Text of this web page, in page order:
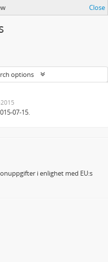
Close
options
07-15.
i enlighet med EU:s